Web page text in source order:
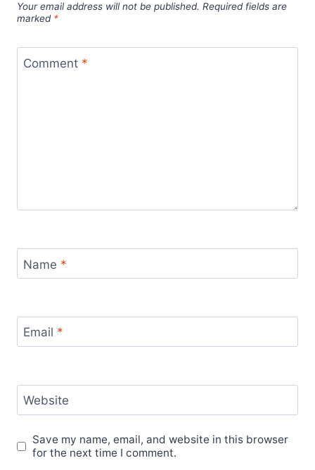
Your email address will not be published. Required fields are
marked *
Comment *
Name *
Email *
Website
Save my name, email, and website in this browser
for the next time I comment.